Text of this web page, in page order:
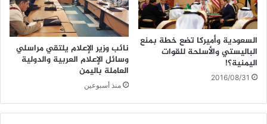
السعودية وأميركا تضع خطة بمنع
الباليستي والأسلحة للقوات
اليمنية؟!
2016/08/31
نائب وزير الإعلام يلتقي مراسلي
وسائل الإعلام العربية والدولية
العاملة باليمن
منذ أسبوعين